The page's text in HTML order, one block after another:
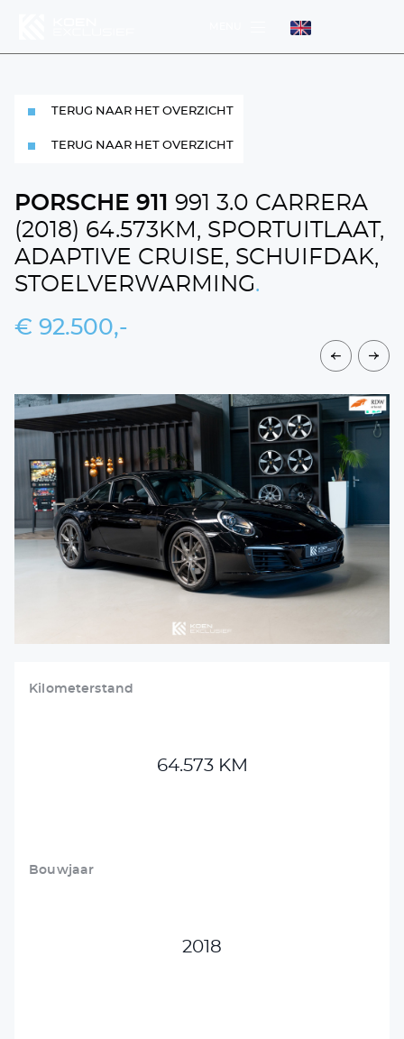
MENU
MENU
DIENSTEN WERKPLAATS
HOME
VERKOCHT
DETAILING
VACATURES
CONTACT
+31 26 47 205 46
info@koenexclusief.nl
TERUG NAAR HET OVERZICHT
TERUG NAAR HET OVERZICHT
PORSCHE 911 991 3.0 CARRERA
(2018) 64.573KM, SPORTUITLAAT,
ADAPTIVE CRUISE, SCHUIFDAK,
STOELVERWARMING.
€ 92.500,-
Kilometerstand
64.573 KM
Bouwjaar
2018